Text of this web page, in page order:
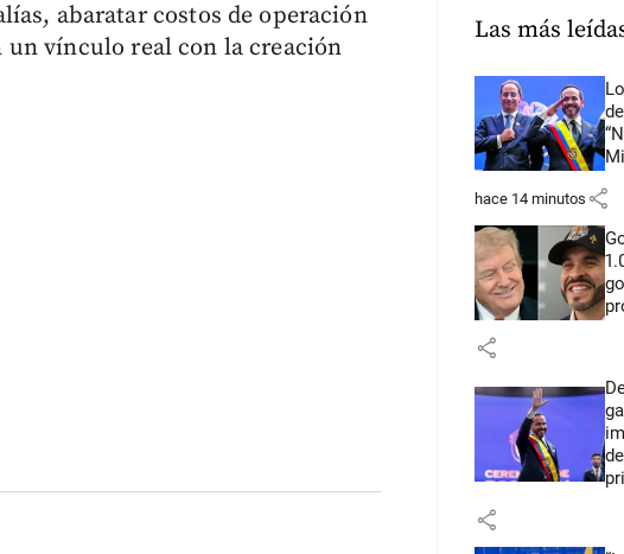
abaratar costos de operación
vínculo real con la creación
Las más
hace 14 minutos share
share
share